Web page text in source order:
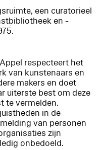
een curatorieel
en -
respecteert het
van kunstenaars en
makers en doet
uiterste best om deze
te vermelden.
in de
van personen
zijn
onbedoeld.